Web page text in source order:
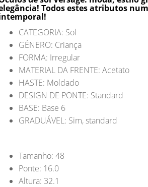
Todos estes atributos
CATEGORIA: Sol
GÉNERO: Criança
FORMA: Irregular
MATERIAL DA FRENTE: Acetato
HASTE: Moldado
DESIGN DE PONTE: Standard
BASE: Base 6
GRADUÁVEL: Sim, standard
Tamanho: 48
Ponte: 16.0
Altura: 32.1